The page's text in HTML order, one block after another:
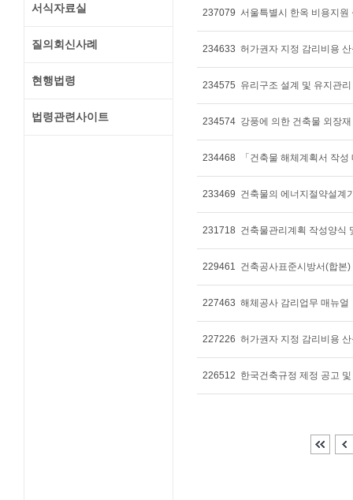
서식자료실
질의회신사례
현행법령
법령관련사이트
237079 서울특별시 한옥 비용지원
234633 허가권자 지정 감리비용
234575 유리구조 설계 및 유지관
234574 강풍에 의한 건축물 외장
234468 「건축물 해체계획서 작
233469 건축물의 에너지절약설계
231718 건축물관리계획 작성양식
229461
227463 해체공사 감리업무 매뉴얼
227226 허가권자 지정 감리비용
226512 한국건축규정 제정 공고